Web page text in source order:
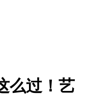
么过！艺